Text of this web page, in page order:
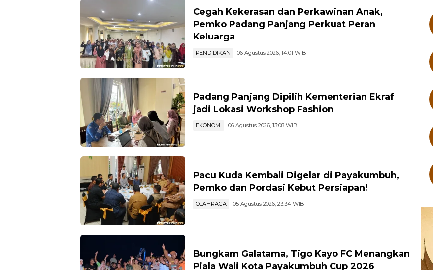
Cegah Kekerasan dan Perkawinan Anak,
Pemko Padang Panjang Perkuat Peran
Keluarga
PENDIDIKAN 06 Agustus 2026, 14:01 WIB
Padang Panjang Dipilih Kementerian Ekraf
jadi Lokasi Workshop Fashion
EKONOMI 06 Agustus 2026, 13:08 WIB
Pacu Kuda Kembali Digelar di Payakumbuh,
Pemko dan Pordasi Kebut Persiapan!
OLAHRAGA 05 Agustus 2026, 23:34 WIB
Bungkam Galatama, Tigo Kayo FC Menangkan
Piala Wali Kota Payakumbuh Cup 2026